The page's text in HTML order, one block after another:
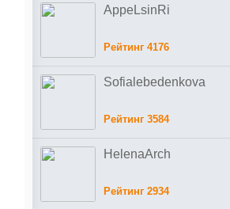
AppeLsinRi
Рейтинг 4176
Sofialebedenkova
Рейтинг 3584
HelenaArch
Рейтинг 2934